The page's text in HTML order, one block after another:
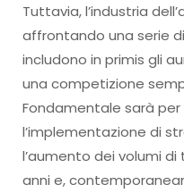
Tuttavia, l’industria
affrontando una serie
includono in primis gli
una competizione
Fondamentale sarà
l’implementazione di
l’aumento dei volumi
anni e,